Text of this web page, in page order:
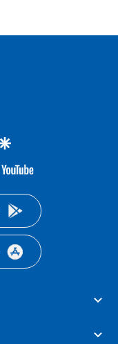
google
youtube-